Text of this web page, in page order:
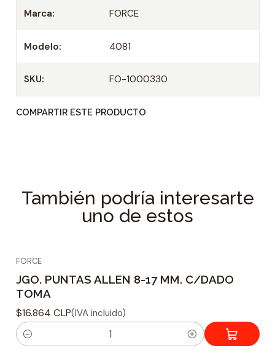
Marca: FORCE
Modelo: 4081
SKU: FO-1000330
COMPARTIR ESTE PRODUCTO
También podría interesarte
uno de estos
FORCE
JGO. PUNTAS ALLEN 8-17 MM. C/DADO
TOMA
$16.864 CLP(IVA incluido)
C